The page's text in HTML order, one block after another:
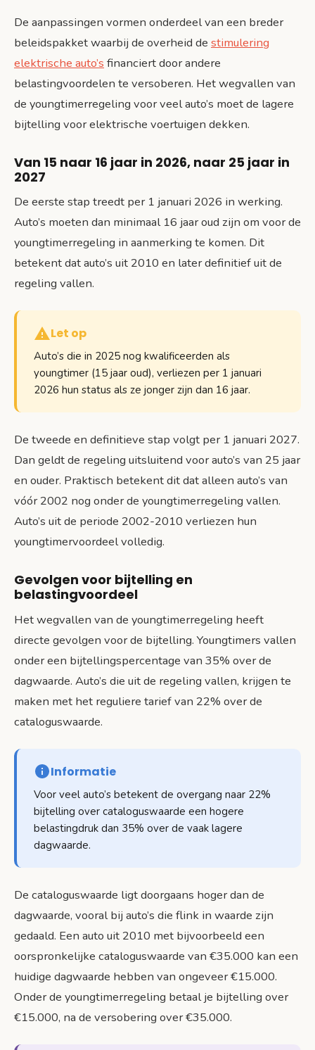
De aanpassingen vormen onderdeel van een breder
beleidspakket waarbij de overheid de stimulering
elektrische auto’s financiert door andere
belastingvoordelen te versoberen. Het wegvallen van
de youngtimerregeling voor veel auto’s moet de lagere
bijtelling voor elektrische voertuigen dekken.
Van 15 naar 16 jaar in 2026, naar 25 jaar in
2027
De eerste stap treedt per 1 januari 2026 in werking.
Auto’s moeten dan minimaal 16 jaar oud zijn om voor de
youngtimerregeling in aanmerking te komen. Dit
betekent dat auto’s uit 2010 en later definitief uit de
regeling vallen.
Let op
Auto’s die in 2025 nog kwalificeerden als
youngtimer (15 jaar oud), verliezen per 1 januari
2026 hun status als ze jonger zijn dan 16 jaar.
De tweede en definitieve stap volgt per 1 januari 2027.
Dan geldt de regeling uitsluitend voor auto’s van 25 jaar
en ouder. Praktisch betekent dit dat alleen auto’s van
vóór 2002 nog onder de youngtimerregeling vallen.
Auto’s uit de periode 2002-2010 verliezen hun
youngtimervoordeel volledig.
Gevolgen voor bijtelling en
belastingvoordeel
Het wegvallen van de youngtimerregeling heeft
directe gevolgen voor de bijtelling. Youngtimers vallen
onder een bijtellingspercentage van 35% over de
dagwaarde. Auto’s die uit de regeling vallen, krijgen te
maken met het reguliere tarief van 22% over de
cataloguswaarde.
Informatie
Voor veel auto’s betekent de overgang naar 22%
bijtelling over cataloguswaarde een hogere
belastingdruk dan 35% over de vaak lagere
dagwaarde.
De cataloguswaarde ligt doorgaans hoger dan de
dagwaarde, vooral bij auto’s die flink in waarde zijn
gedaald. Een auto uit 2010 met bijvoorbeeld een
oorspronkelijke cataloguswaarde van €35.000 kan een
huidige dagwaarde hebben van ongeveer €15.000.
Onder de youngtimerregeling betaal je bijtelling over
€15.000, na de versobering over €35.000.